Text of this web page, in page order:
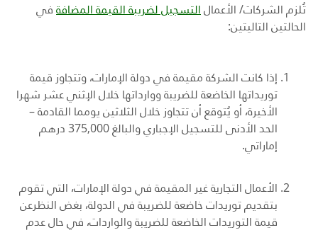
تُلزم الشركات/ الأعمال التسجيل لضريبة القيمة المضافة في
الحالتين التاليتين:
إذا كانت الشركة مقيمة في دولة الإمارات، وتتجاوز قيمة
توريداتها الخاضعة للضريبة ووارداتها خلال الإثني عشر شهرا
الأخيرة، أو يُتوقع أن تتجاوز خلال الثلاثين يومما القادمة –
الحد الأدنى للتسجيل الإجباري والبالغ 375,000 درهم
إماراتي.
الأعمال التجارية غير المقيمة في دولة الإمارات، التي تقوم
بتقديم توريدات خاضعة للضريبة في الدولة، بغض النظرعن
قيمة التوريدات الخاضعة للضريبة والواردات، في حال عدم